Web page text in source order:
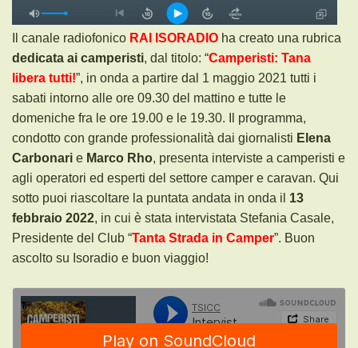
Il canale radiofonico RAI ISORADIO ha creato una rubrica
dedicata ai camperisti, dal titolo: “Camperisti: Tana
libera tutti!”, in onda a partire dal 1 maggio 2021 tutti i
sabati intorno alle ore 09.30 del mattino e tutte le
domeniche fra le ore 19.00 e le 19.30. Il programma,
condotto con grande professionalità dai giornalisti Elena
Carbonari e Marco Rho, presenta interviste a camperisti e
agli operatori ed esperti del settore camper e caravan. Qui
sotto puoi riascoltare la puntata andata in onda il 13
febbraio 2022, in cui è stata intervistata Stefania Casale,
Presidente del Club “Tanta Strada in Camper”. Buon
ascolto su Isoradio e buon viaggio!